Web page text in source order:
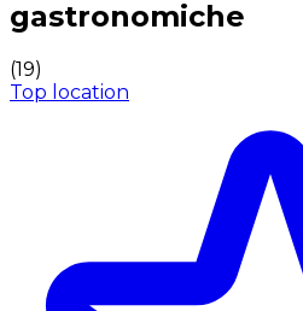
gastronomiche
(19)
Top location